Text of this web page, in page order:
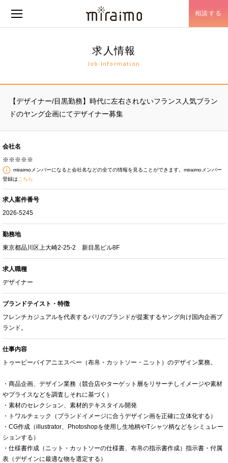
相談する
求人情報
Job Information
【デザイナー/目黒勤務】時代に左右されないフランス人気ブラン
ドのヤング企画にてデザイナー募集
会社名
※※※※※
miraimoメンバーになると会社名などの全ての情報を見ることができます。miraimoメンバー
登録は こちら
求人案件番号
2026-5245
勤務地
東京都品川区上大崎2-25-2 新目黒ビル8F
求人職種
デザイナー
ブランドテイスト・特徴
フレンチカジュアルを代表するパリのブランドが提案するヤング向け国内企画ブ
ランド。
仕事内容
トゥービーバイアニエスベー（布帛・カットソー・ニット）のデザイン業務。
・商品企画、デザイン業務（競合店やターゲット層をリサーチしイメージや素材
やプライスなどを調査しそれに基づく）
・素材のセレクション、素材的テキスタイル開発
・トワルチェック（ブランドイメージに合うデザイン画を正確に立体化する）
・CG作成（illustrator、Photoshopを使用し生地柄やTシャツ柄などをシミュレー
ションする）
・仕様書作成（ニット・カットソーの仕様書、布帛の指示書作成）指示書・付属
表（デザインに最適な物を選定する）